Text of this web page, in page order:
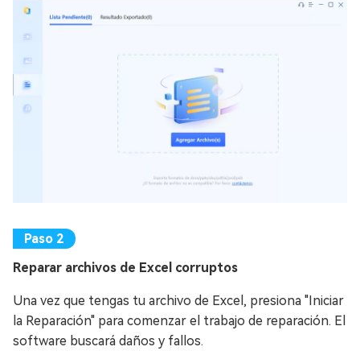
Reparar archivos de Excel corruptos
Una vez que tengas tu archivo de Excel, presiona "Iniciar
la Reparación" para comenzar el trabajo de reparación. El
software buscará daños y fallos.